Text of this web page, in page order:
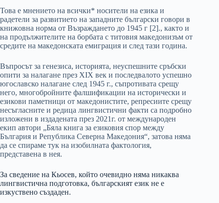
Това е мнението на всички* носители на езика и
радетели за развитието на западните български говори в
книжовна норма от Възраждането до 1945 г [2]., както и
на продължителите на борбата с титовия македонизъм от
средите на македонската емиграция и след тази година.
Въпросът за генезиса, историята, неуспешните сръбски
опити за налагане през XIX век и последвалото успешно
югославско налагане след 1945 г., съпротивата срещу
него, многобройните фалшификации на исторически и
езикови паметници от македонистите, репресиите срещу
несъгласните и редица лингвистични факти са подробно
изложени в издадената през 2021г. от международен
екип автори „Бяла книга за езиковия спор между
България и Република Северна Македония“, затова няма
да се спираме тук на изобилната фактология,
представена в нея.
За сведение на Кьосев, който очевидно няма никаква
лингвистична подготовка, българският език не е
изкуствено създаден.